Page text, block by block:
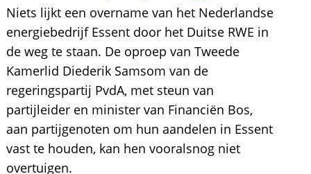
Niets lijkt een overname van het Nederlandse
energiebedrijf Essent door het Duitse RWE in
de weg te staan. De oproep van Tweede
Kamerlid Diederik Samsom van de
regeringspartij PvdA, met steun van
partijleider en minister van Financiën Bos,
aan partijgenoten om hun aandelen in Essent
vast te houden, kan hen vooralsnog niet
overtuigen.